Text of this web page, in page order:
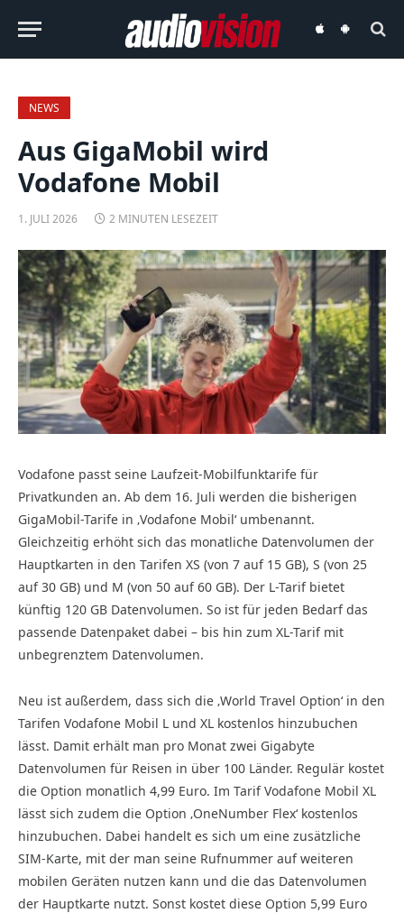
audiovisionaudiovision
NEWS
Aus GigaMobil wird
Vodafone Mobil
1. JULI 2026 2 MINUTEN LESEZEIT
Vodafone passt seine Laufzeit-Mobilfunktarife für
Privatkunden an. Ab dem 16. Juli werden die bisherigen
GigaMobil-Tarife in ‚Vodafone Mobil‘ umbenannt.
Gleichzeitig erhöht sich das monatliche Datenvolumen der
Hauptkarten in den Tarifen XS (von 7 auf 15 GB), S (von 25
auf 30 GB) und M (von 50 auf 60 GB). Der L-Tarif bietet
künftig 120 GB Datenvolumen. So ist für jeden Bedarf das
passende Datenpaket dabei – bis hin zum XL-Tarif mit
unbegrenztem Datenvolumen.
Neu ist außerdem, dass sich die ‚World Travel Option‘ in den
Tarifen Vodafone Mobil L und XL kostenlos hinzubuchen
lässt. Damit erhält man pro Monat zwei Gigabyte
Datenvolumen für Reisen in über 100 Länder. Regulär kostet
die Option monatlich 4,99 Euro. Im Tarif Vodafone Mobil XL
lässt sich zudem die Option ‚OneNumber Flex‘ kostenlos
hinzubuchen. Dabei handelt es sich um eine zusätzliche
SIM-Karte, mit der man seine Rufnummer auf weiteren
mobilen Geräten nutzen kann und die das Datenvolumen
der Hauptkarte nutzt. Sonst kostet diese Option 5,99 Euro